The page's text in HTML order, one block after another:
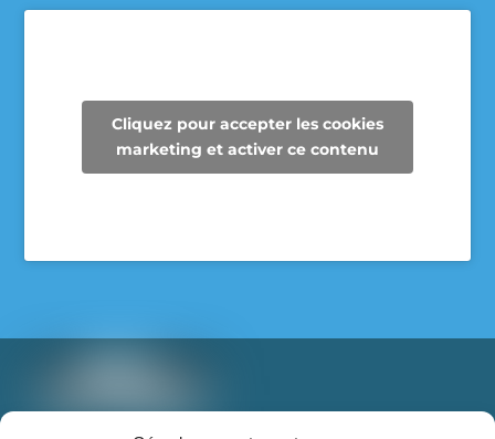
Voici le beau résultat de la collecte d’aujourd’hui !
Un immense merci à tous les parents qui ont
participé et contribué à faire une différence pour
les élèves et pour notre communauté.
26/05/26
c’est inspirant à voir !
Cliquez pour accepter les cookies
marketing et activer ce contenu